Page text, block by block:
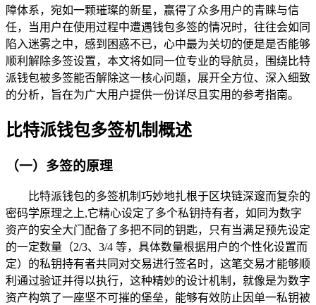
障体系，宛如一颗璀璨的新星，赢得了众多用户的青睐与信
任，当用户在使用过程中遭遇钱包多签的情况时，往往会如同
陷入迷雾之中，感到困惑不已，心中最为关切的便是是否能够
顺利解除多签设置，本文将如同一位专业的导航员，围绕比特
派钱包被多签能否解除这一核心问题，展开全方位、深入细致
的分析，旨在为广大用户提供一份详尽且实用的参考指南。
比特派钱包多签机制概述
（一）多签的原理
比特派钱包的多签机制巧妙地扎根于区块链深邃而复杂的
密码学原理之上,它精心设定了多个私钥持有者，如同为数字
资产的安全大门配备了多把不同的钥匙，只有当满足预先设定
的一定数量（2/3、3/4 等，具体数量根据用户的个性化设置而
定）的私钥持有者共同对交易进行签名时，这笔交易才能够顺
利通过验证并得以执行，这种精妙的设计机制，就像是为数字
资产构筑了一座坚不可摧的堡垒，能够有效防止因单一私钥被